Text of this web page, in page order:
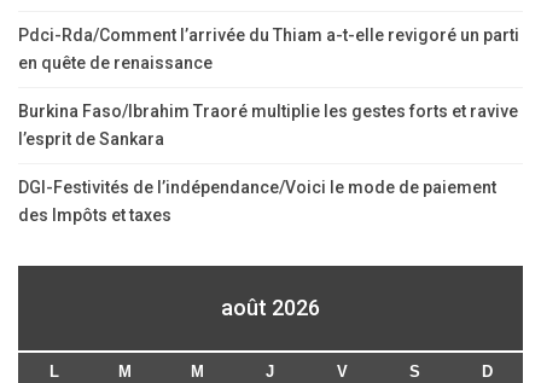
Pdci-Rda/Comment l’arrivée du Thiam a-t-elle revigoré un parti
en quête de renaissance
Burkina Faso/Ibrahim Traoré multiplie les gestes forts et ravive
l’esprit de Sankara
DGI-Festivités de l’indépendance/Voici le mode de paiement
des Impôts et taxes
août 2026
L M M J V S D